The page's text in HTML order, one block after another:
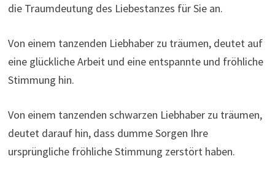
die Traumdeutung des Liebestanzes für Sie an.
Von einem tanzenden Liebhaber zu träumen, deutet auf
eine glückliche Arbeit und eine entspannte und fröhliche
Stimmung hin.
Von einem tanzenden schwarzen Liebhaber zu träumen,
deutet darauf hin, dass dumme Sorgen Ihre
ursprüngliche fröhliche Stimmung zerstört haben.